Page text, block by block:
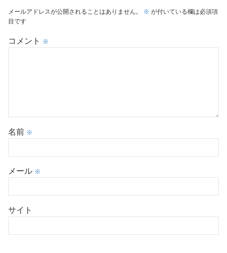
メールアドレスが公開されることはありません。 ※ が付いている欄は必須項
目です
コメント ※
名前 ※
メール ※
サイト